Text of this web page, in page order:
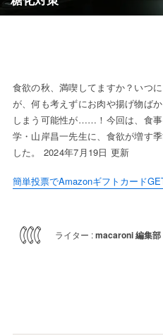
食欲の秋、満喫してますか？いつ
が、何も考えずにお肉や揚げ物ば
しまう可能性が……！今回は、食
学・山岸昌一先生に、食欲が増す
した。 2024年7月19日 更新
簡単投票でAmazonギフトカード
ライター :macaroni 編集部